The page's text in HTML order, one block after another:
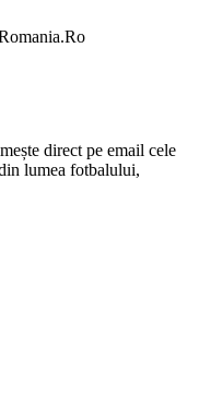
direct pe email cele
lumea fotbalului,